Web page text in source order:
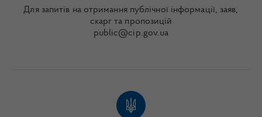
Для запитів на отримання публічної інформації, заяв,
скарг та пропозицій
public@cip.gov.ua